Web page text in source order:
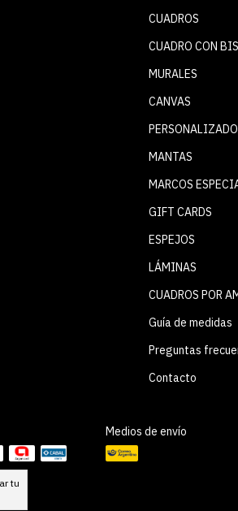
tu
CUADROS
CUADRO CON
MURALES
CANVAS
MANTAS
MARCOS
GIFT CARDS
ESPEJOS
LÁMINAS
CUADROS POR
Guía de medidas
Preguntas
Contacto
Medios de envío